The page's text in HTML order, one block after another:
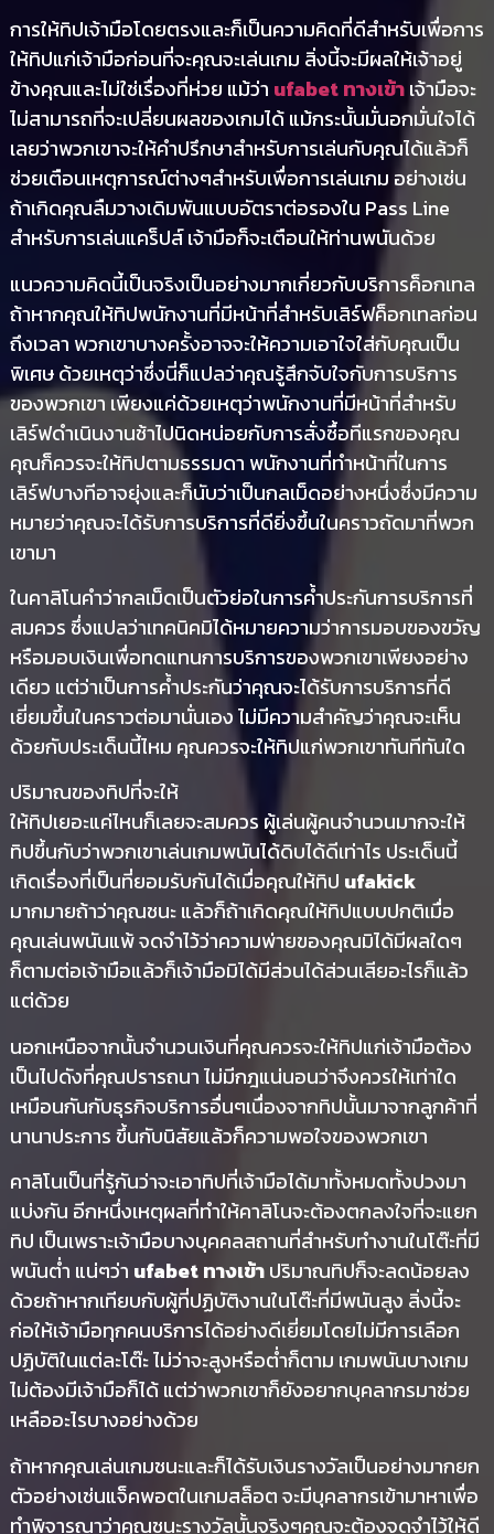
การให้ทิปเจ้ามือโดยตรงและก็เป็นความคิดที่ดีสำหรับเพื่อการ
ให้ทิปแก่เจ้ามือก่อนที่จะคุณจะเล่นเกม สิ่งนี้จะมีผลให้เจ้าอยู่
ข้างคุณและไม่ใช่เรื่องที่ห่วย แม้ว่า ufabet ทางเข้าเจ้ามือจะ
ไม่สามารถที่จะเปลี่ยนผลของเกมได้ แม้กระนั้นมั่นอกมั่นใจได้
เลยว่าพวกเขาจะให้คำปรึกษาสำหรับการเล่นกับคุณได้แล้วก็
ช่วยเตือนเหตุการณ์ต่างๆสำหรับเพื่อการเล่นเกม อย่างเช่น
ถ้าเกิดคุณลืมวางเดิมพันแบบอัตราต่อรองใน Pass Line
สำหรับการเล่นแคร็ปส์ เจ้ามือก็จะเตือนให้ท่านพนันด้วย
แนวความคิดนี้เป็นจริงเป็นอย่างมากเกี่ยวกับบริการค็อกเทล
ถ้าหากคุณให้ทิปพนักงานที่มีหน้าที่สำหรับเสิร์ฟค็อกเทลก่อน
ถึงเวลา พวกเขาบางครั้งอาจจะให้ความเอาใจใส่กับคุณเป็น
พิเศษ ด้วยเหตุว่าซึ่งนี่ก็แปลว่าคุณรู้สึกจับใจกับการบริการ
ของพวกเขา เพียงแค่ด้วยเหตุว่าพนักงานที่มีหน้าที่สำหรับ
เสิร์ฟดำเนินงานช้าไปนิดหน่อยกับการสั่งซื้อทีแรกของคุณ
คุณก็ควรจะให้ทิปตามธรรมดา พนักงานที่ทำหน้าที่ในการ
เสิร์ฟบางทีอาจยุ่งและก็นับว่าเป็นกลเม็ดอย่างหนึ่งซึ่งมีความ
หมายว่าคุณจะได้รับการบริการที่ดียิ่งขึ้นในคราวถัดมาที่พวก
เขามา
ในคาสิโนคำว่ากลเม็ดเป็นตัวย่อในการค้ำประกันการบริการที่
สมควร ซึ่งแปลว่าเทคนิคมิได้หมายความว่าการมอบของขวัญ
หรือมอบเงินเพื่อทดแทนการบริการของพวกเขาเพียงอย่าง
เดียว แต่ว่าเป็นการค้ำประกันว่าคุณจะได้รับการบริการที่ดี
เยี่ยมขึ้นในคราวต่อมานั่นเอง ไม่มีความสำคัญว่าคุณจะเห็น
ด้วยกับประเด็นนี้ไหม คุณควรจะให้ทิปแก่พวกเขาทันทีทันใด
ปริมาณของทิปที่จะให้
ให้ทิปเยอะแค่ไหนก็เลยจะสมควร ผู้เล่นผู้คนจำนวนมากจะให้
ทิปขึ้นกับว่าพวกเขาเล่นเกมพนันได้ดิบได้ดีเท่าไร ประเด็นนี้
เกิดเรื่องที่เป็นที่ยอมรับกันได้เมื่อคุณให้ทิป ufakick
มากมายถ้าว่าคุณชนะ แล้วก็ถ้าเกิดคุณให้ทิปแบบปกติเมื่อ
คุณเล่นพนันแพ้ จดจำไว้ว่าความพ่ายของคุณมิได้มีผลใดๆ
ก็ตามต่อเจ้ามือแล้วก็เจ้ามือมิได้มีส่วนได้ส่วนเสียอะไรก็แล้ว
แต่ด้วย
นอกเหนือจากนั้นจำนวนเงินที่คุณควรจะให้ทิปแก่เจ้ามือต้อง
เป็นไปดังที่คุณปรารถนา ไม่มีกฎแน่นอนว่าจึงควรให้เท่าใด
เหมือนกันกับธุรกิจบริการอื่นๆเนื่องจากทิปนั้นมาจากลูกค้าที่
นานาประการ ขึ้นกับนิสัยแล้วก็ความพอใจของพวกเขา
คาสิโนเป็นที่รู้กันว่าจะเอาทิปที่เจ้ามือได้มาทั้งหมดทั้งปวงมา
แบ่งกัน อีกหนึ่งเหตุผลที่ทำให้คาสิโนจะต้องตกลงใจที่จะแยก
ทิป เป็นเพราะเจ้ามือบางบุคคลสถานที่สำหรับทำงานในโต๊ะที่มี
พนันต่ำ แน่ๆว่า ufabet ทางเข้าปริมาณทิปก็จะลดน้อยลง
ด้วยถ้าหากเทียบกับผู้ที่ปฏิบัติงานในโต๊ะที่มีพนันสูง สิ่งนี้จะ
ก่อให้เจ้ามือทุกคนบริการได้อย่างดีเยี่ยมโดยไม่มีการเลือก
ปฏิบัติในแต่ละโต๊ะ ไม่ว่าจะสูงหรือต่ำก็ตาม เกมพนันบางเกม
ไม่ต้องมีเจ้ามือก็ได้ แต่ว่าพวกเขาก็ยังอยากบุคลากรมาช่วย
เหลืออะไรบางอย่างด้วย
ถ้าหากคุณเล่นเกมชนะและก็ได้รับเงินรางวัลเป็นอย่างมากยก
ตัวอย่างเช่นแจ็คพอตในเกมสล็อต จะมีบุคลากรเข้ามาหาเพื่อ
ทำพิจารณาว่าคุณชนะรางวัลนั้นจริงๆคุณจะต้องจดจำไว้ให้ดี